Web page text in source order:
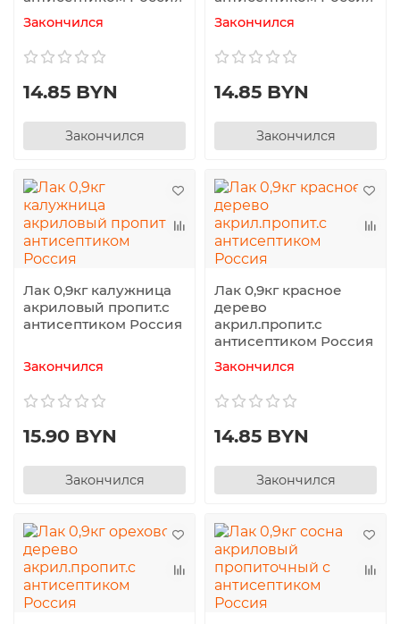
Закончился
14.85 BYN
Закончился
Закончился
14.85 BYN
Закончился
Лак 0,9кг калужница
акриловый пропит.с
антисептиком Россия
Закончился
15.90 BYN
Закончился
Лак 0,9кг красное
дерево
акрил.пропит.с
антисептиком Россия
Закончился
14.85 BYN
Закончился